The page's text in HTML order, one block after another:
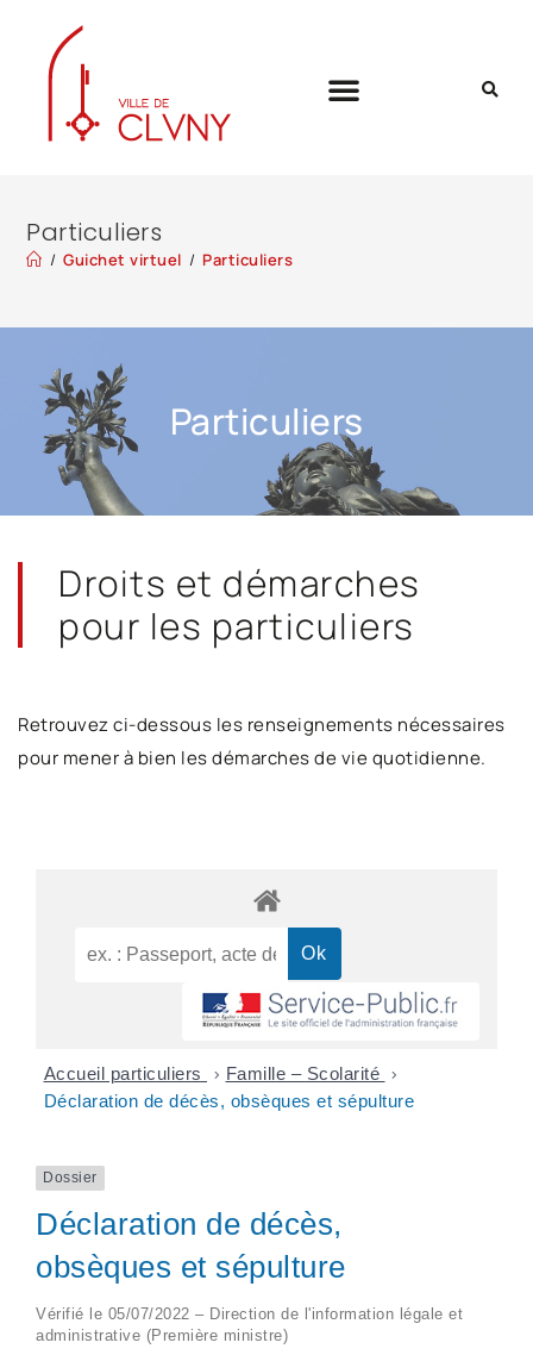
Particuliers
/ Guichet virtuel / Particuliers
Particuliers
Droits et démarches
pour les particuliers
Retrouvez ci-dessous les renseignements nécessaires
pour mener à bien les démarches de vie quotidienne.
Accueil particuliers > Famille – Scolarité >
Déclaration de décès, obsèques et sépulture
Dossier
Déclaration de décès,
obsèques et sépulture
Vérifié le 05/07/2022 – Direction de l'information légale et
administrative (Première ministre)